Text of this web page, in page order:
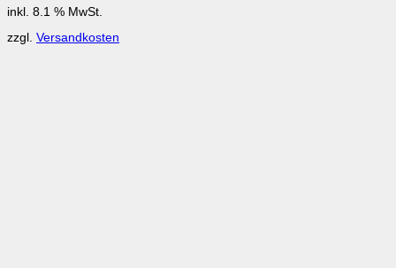
inkl. 8.1 % MwSt.
zzgl. Versandkosten